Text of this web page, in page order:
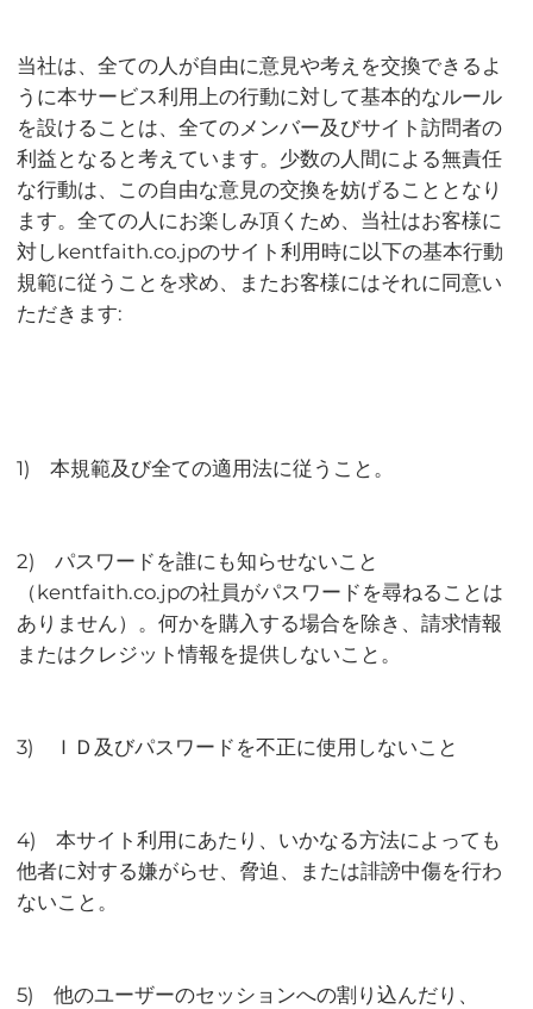
当社は、全ての人が自由に意見や考えを交換できるよ
うに本サービス利用上の行動に対して基本的なルール
を設けることは、全てのメンバー及びサイト訪問者の
利益となると考えています。少数の人間による無責任
な行動は、この自由な意見の交換を妨げることとなり
ます。全ての人にお楽しみ頂くため、当社はお客様に
対しkentfaith.co.jpのサイト利用時に以下の基本行動
規範に従うことを求め、またお客様にはそれに同意い
ただきます:
1) 本規範及び全ての適用法に従うこと。
2) パスワードを誰にも知らせないこと
（kentfaith.co.jpの社員がパスワードを尋ねることは
ありません）。何かを購入する場合を除き、請求情報
またはクレジット情報を提供しないこと。
3) ＩＤ及びパスワードを不正に使用しないこと
4) 本サイト利用にあたり、いかなる方法によっても
他者に対する嫌がらせ、脅迫、または誹謗中傷を行わ
ないこと。
5) 他のユーザーのセッションへの割り込んだり、